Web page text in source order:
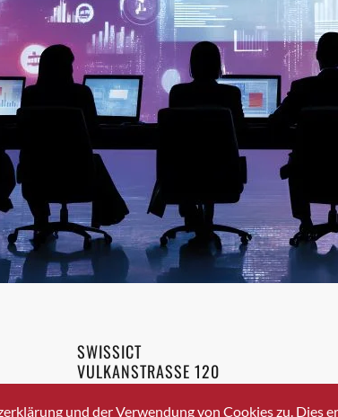
Brig-Glis
Bronschhofen
Brugg
Brugg AG
Burgdorf
Bäretswil
Bülach
Cazis
Crissier
Davos Platz
SWISSICT
VULKANSTRASSE 120
8048 ZURICH
und der Verwendung von Cookies zu. Dies